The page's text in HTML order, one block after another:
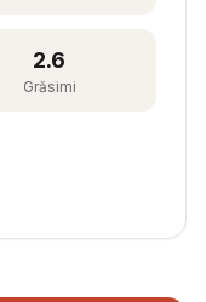
2.6
Grăsimi